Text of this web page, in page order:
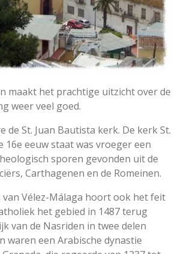
maakt het prachtige uitzicht over de
weer veel goed.
de St. Juan Bautista kerk. De kerk St.
16e eeuw staat was vroeger een
sporen gevonden uit de
Carthagenen en de Romeinen.
van Vélez-Málaga hoort ook het feit
het gebied in 1487 terug
van de Nasriden in twee delen
waren een Arabische dynastie